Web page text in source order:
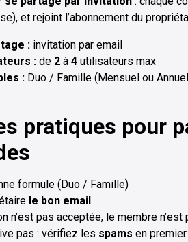
et rejoint l’abonnement du
: invitation par email
: de 2 à 4 utilisateurs max
: Duo / Famille (Mensuel ou
pratiques pour
formule (Duo / Famille)
le bon email.
n’est pas acceptée, le membre n’est
pas : vérifiez les spams en premier.